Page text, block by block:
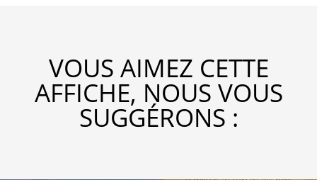
VOUS AIMEZ CETTE
AFFICHE, NOUS VOUS
SUGGÉRONS :